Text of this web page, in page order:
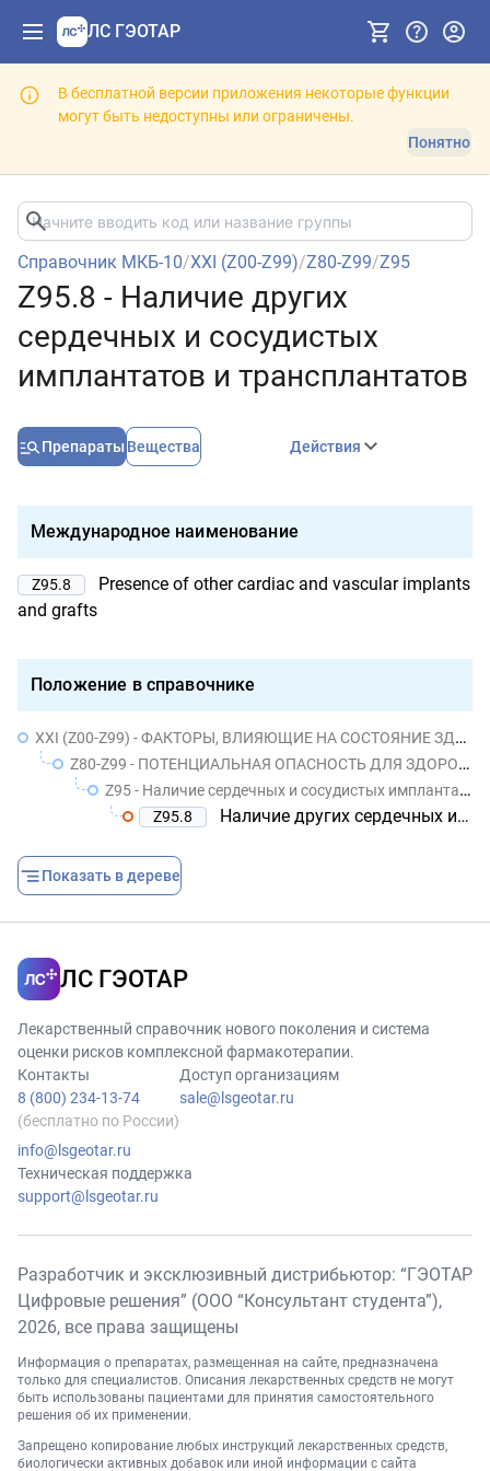
ЛС ГЭОТАР
В бесплатной версии приложения некоторые функции
могут быть недоступны или ограничены.
Понятно
Справочник МКБ-10/XXI (Z00-Z99)/Z80-Z99/Z95
Z95.8 - Наличие других
сердечных и сосудистых
имплантатов и трансплантатов
Препараты Вещества Действия
Международное наименование
Z95.8
Presence of other cardiac and vascular implants
and grafts
Положение в справочнике
XXI (Z00-Z99) - ФАКТОРЫ, ВЛИЯЮЩИЕ НА СОСТОЯНИЕ ЗДОРОВЬЯ НАСЕЛЕНИЯ И ОБРАЩЕНИЯ В УЧРЕЖДЕНИЯ ЗДРАВООХРАНЕНИЯ
Z80-Z99 - ПОТЕНЦИАЛЬНАЯ ОПАСНОСТЬ ДЛЯ ЗДОРОВЬЯ, СВЯЗАННАЯ С ЛИЧНЫМ И СЕМЕЙНЫМ АНАМНЕЗОМ И ОПРЕДЕЛЕННЫМИ СОСТОЯНИЯМИ, ВЛИЯЮЩИМИ НА ЗДОРОВЬЕ
Z95 - Наличие сердечных и сосудистых имплантатов и трансплантатов
Z95.8
Наличие других сердечных и сосудистых имплантатов и трансплантатов
Показать в дереве
ЛС ГЭОТАР
Лекарственный справочник нового поколения и система
оценки рисков комплексной фармакотерапии.
Контакты
8 (800) 234-13-74
(бесплатно по России)
info@lsgeotar.ru
Доступ организациям
sale@lsgeotar.ru
Техническая поддержка
support@lsgeotar.ru
Разработчик и эксклюзивный дистрибьютор: “ГЭОТАР
Цифровые решения” (ООО “Консультант студента”),
2026, все права защищены
Информация о препаратах, размещенная на сайте, предназначена
только для специалистов. Описания лекарственных средств не могут
быть использованы пациентами для принятия самостоятельного
решения об их применении.
Запрещено копирование любых инструкций лекарственных средств,
биологически активных добавок или иной информации с сайта